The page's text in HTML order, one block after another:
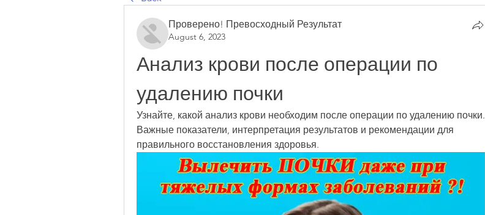
Проверено! Превосходный Результат
August 6, 2023
Анализ крови после операции по
удалению почки
Узнайте, какой анализ крови необходим после операции по удалению почки.
Важные показатели, интерпретация результатов и рекомендации для
правильного восстановления здоровья.